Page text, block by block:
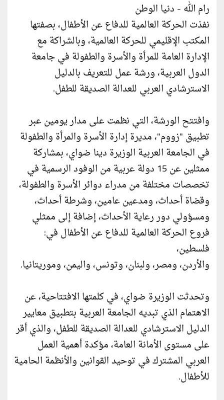
رام الله - دنيا الوطن
نفذت الحركة العالمية للدفاع عن الأطفال، بصفتها
المكتب الإقليمي للحركة العالمية، وبالشراكة مع
الإدارة العامة للمرأة والأسرة والطفولة في جامعة
الدول العربية، ورشة عمل للتعريف بالدليل
الاسترشادي العربي للعدالة الصديقة للطفل.
وافتتح الورشة، التي نظمت على مدار يومين عبر
تطبيق "زووم"، مديرة إدارة الأسرة والمرأة والطفولة
في الجامعة العربية الوزيرة دينا ضواي، بمشاركة
ممثلين عن 15 دولة عربية من الوفود الرسمية في
تخصصات مختلفة من مدراء دوائر الأسرة والطفولة،
وقضاة أحداث، ومدعين عامين، وشرطة أحداث،
ومسؤولي دور رعاية الأحداث، إضافة إلى ممثلي
فروع الحركة العالمية للدفاع عن الأطفال في:
فلسطين،
والأردن، ومصر، ولبنان، وتونس، واليمن، وموريتانيا.
وتحدثت الوزيرة ضواي، في كلمتها الافتتاحية، عن
الاهتمام الذي تبديه الجامعة العربية بتطبيق معايير
الدليل الاسترشادي للعدالة الصديقة للطفل، والذي أقر
على مستوى الأمانة العامة، مؤكدة أهمية العمل
العربي المشترك في توحيد القوانين والأنظمة الحامية
للأطفال.